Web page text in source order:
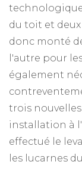
du toit et
donc monté
l'autre pour
également
trois
installation à
effectué le
les lucarnes